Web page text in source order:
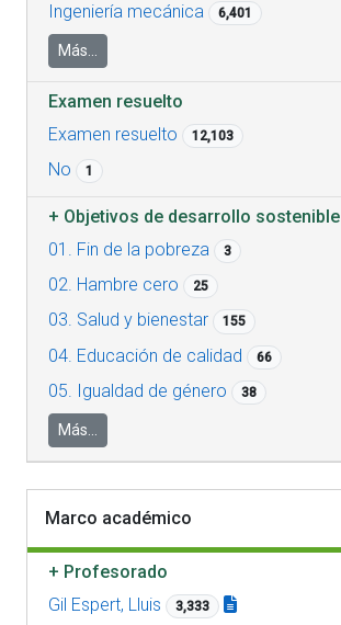
Ingeniería mecánica 6,401
Más...
Examen resuelto
Examen resuelto
12,103
No 1
+ Objetivos de desarrollo sostenible
01. Fin de la pobreza
3
02. Hambre cero 25
03. Salud y bienestar 155
04. Educación de calidad 66
05. Igualdad de género 38
Más...
Marco académico
+ Profesorado
Gil Espert, Lluis
3,333